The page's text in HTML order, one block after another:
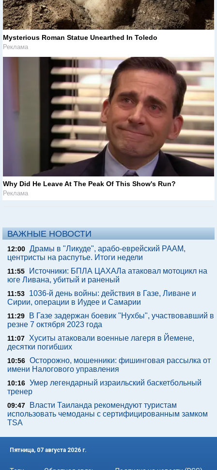
Mysterious Roman Statue Unearthed In Toledo
Реклама
Why Did He Leave At The Peak Of This Show's Run?
Реклама
ВАЖНЫЕ НОВОСТИ
12:00 Драмы в "Ликуде", арабо-еврейский РААМ,
центристы на распутье. Итоги недели
11:55
Источники: БПЛА ЦАХАЛа атаковал мотоцикл на
юге Ливана, убитый и раненый
11:53
1036-й день войны: действия в Газе, Ливане и
Сирии, операции в Иудее и Самарии
11:29
В Газе задержан боевик "Нухбы", участвовавший в
резне 7 октября 2023 года
11:07 Хуситы атаковали военные лагеря в Йемене,
десятки погибших
10:56 Осторожно, мошенники: фишинговая рассылка от
имени Налогового управления
10:16 Умер легендарный израильский баскетбольный
тренер
09:47
Власти Таиланда рекомендуют туристам
использовать чемоданы с сертифицированным замком
TSA
Пятница, 07 августа 2026 г.